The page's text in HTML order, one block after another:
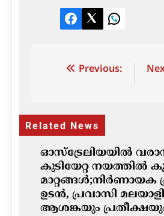
Facebook
TwitterLinkedIn
Post Previous:
Related News
ഓസ്‌ട്രേലിയയിൽ
കുടിയേറ്റ നയത്തിൽ
മാറ്റങ്ങൾ;നിർണായക
ഉടൻ, പ്രവാസി
ആശങ്കയും